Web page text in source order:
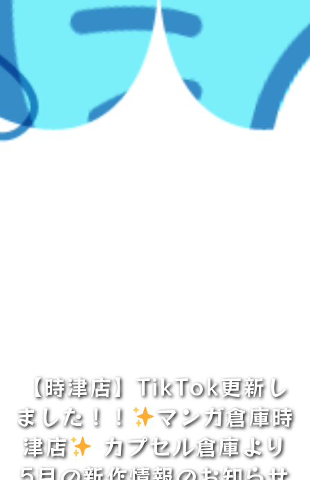
【時津店】TikTok更新し
ました！！
マンガ倉庫時
津店
カプセル倉庫より